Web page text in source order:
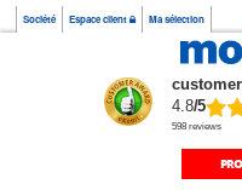
Société Espace client Ma sélection
4.8/5
598 reviews